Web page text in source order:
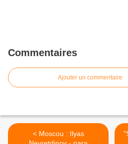
Commentaires
Ajouter un commentaire
< Moscou : Ilyas